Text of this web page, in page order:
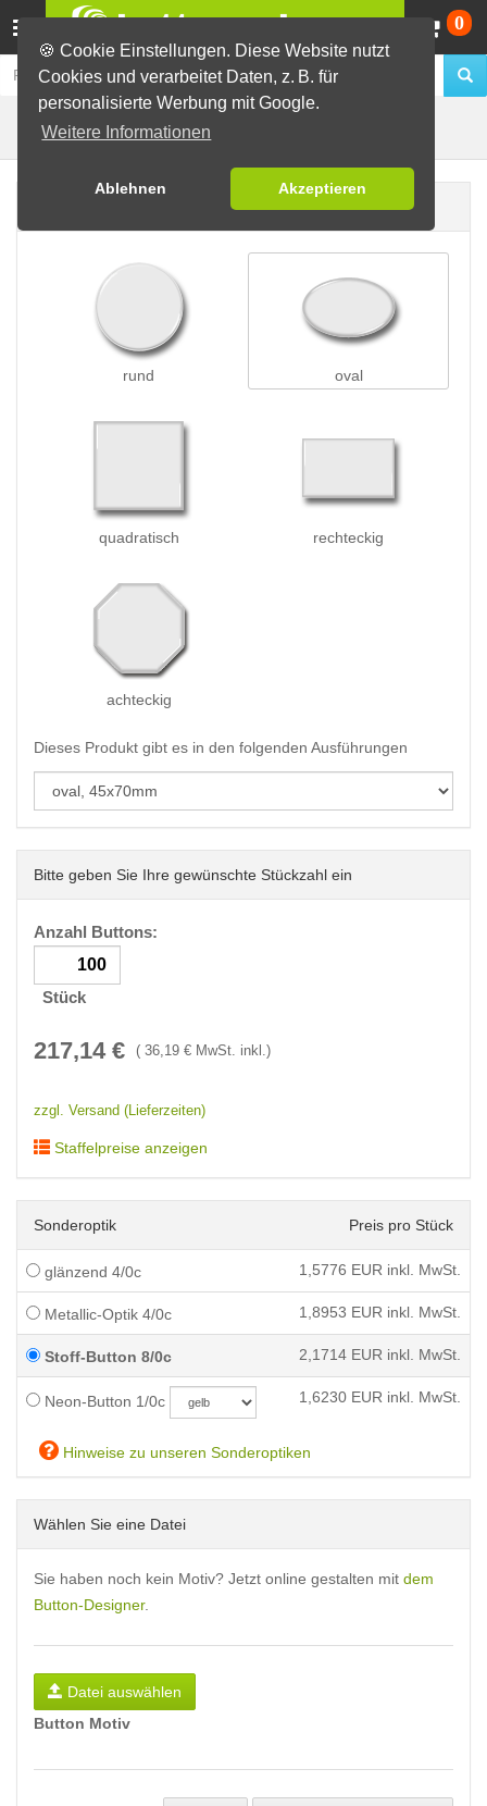
🍪 Cookie Einstellungen. Diese Website nutzt
Cookies und verarbeitet Daten, z. B. für
personalisierte Werbung mit Google.
Weitere Informationen
Ablehnen Akzeptieren
0
Buttons erstellen Butterfly-Buttons
rund oval
quadratisch rechteckig
achteckig
Dieses Produkt gibt es in den folgenden Ausführungen
Bitte geben Sie Ihre gewünschte Stückzahl ein
Anzahl Buttons:
Stück
217,14 € ( 36,19 € MwSt. inkl.)
zzgl. Versand (Lieferzeiten)
Staffelpreise anzeigen
Sonderoptik Preis pro Stück
glänzend 4/0c 1,5776 EUR inkl. MwSt.
Metallic-Optik 4/0c 1,8953 EUR inkl. MwSt.
Stoff-Button 8/0c 2,1714 EUR inkl. MwSt.
Neon-Button 1/0c 1,6230 EUR inkl. MwSt.
Hinweise zu unseren Sonderoptiken
Wählen Sie eine Datei
Sie haben noch kein Motiv? Jetzt online gestalten mit dem
Button-Designer.
Datei auswählen
Button Motiv